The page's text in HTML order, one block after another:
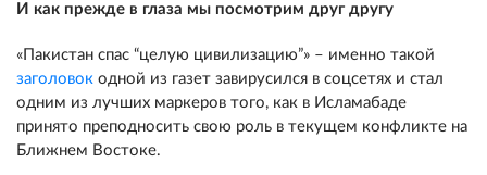
И как прежде в глаза мы посмотрим друг другу
«Пакистан спас “целую цивилизацию”» – именно такой
заголовок одной из газет завирусился в соцсетях и стал
одним из лучших маркеров того, как в Исламабаде
принято преподносить свою роль в текущем конфликте на
Ближнем Востоке.